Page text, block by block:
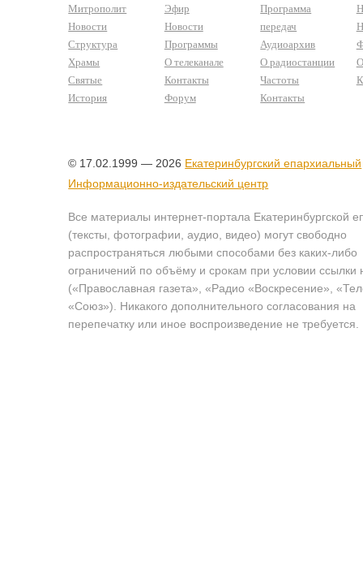
Митрополит
Новости
Структура
Храмы
Святые
История
Эфир
Новости
Программы
О телеканале
Контакты
Форум
Программа
передач
Аудиоархив
О радиостанции
Частоты
Контакты
© 17.02.1999 — 2026 Екатеринбургский епархиальный
Информационно-издательский центр
Все материалы интернет-портала Екатеринбургской
(тексты, фотографии, аудио, видео) могут свободно
распространяться любыми способами без каких-либо
ограничений по объёму и срокам при условии ссылки
(«Православная газета», «Радио «Воскресение»,
«Союз»). Никакого дополнительного согласования на
перепечатку или иное воспроизведение не требуется.